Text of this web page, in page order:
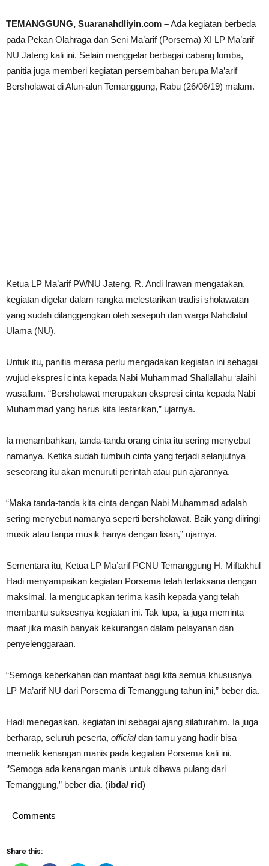
TEMANGGUNG, Suaranahdliyin.com –Ada kegiatan berbeda
pada Pekan Olahraga dan Seni Ma’arif (Porsema) XI LP Ma’arif
NU Jateng kali ini. Selain menggelar berbagai cabang lomba,
panitia juga memberi kegiatan persembahan berupa Ma’arif
Bersholawat di Alun-alun Temanggung, Rabu (26/06/19) malam.
Ketua LP Ma’arif PWNU Jateng, R. Andi Irawan mengatakan,
kegiatan digelar dalam rangka melestarikan tradisi sholawatan
yang sudah dilanggengkan oleh sesepuh dan warga Nahdlatul
Ulama (NU).
Untuk itu, panitia merasa perlu mengadakan kegiatan ini sebagai
wujud ekspresi cinta kepada Nabi Muhammad Shallallahu ‘alaihi
wasallam. “Bersholawat merupakan ekspresi cinta kepada Nabi
Muhammad yang harus kita lestarikan,” ujarnya.
Ia menambahkan, tanda-tanda orang cinta itu sering menyebut
namanya. Ketika sudah tumbuh cinta yang terjadi selanjutnya
seseorang itu akan menuruti perintah atau pun ajarannya.
“Maka tanda-tanda kita cinta dengan Nabi Muhammad adalah
sering menyebut namanya seperti bersholawat. Baik yang diiringi
musik atau tanpa musik hanya dengan lisan,” ujarnya.
Sementara itu, Ketua LP Ma’arif PCNU Temanggung H. Miftakhul
Hadi menyampaikan kegiatan Porsema telah terlaksana dengan
maksimal. Ia mengucapkan terima kasih kepada yang telah
membantu suksesnya kegiatan ini. Tak lupa, ia juga meminta
maaf jika masih banyak kekurangan dalam pelayanan dan
penyelenggaraan.
“Semoga keberkahan dan manfaat bagi kita semua khususnya
LP Ma’arif NU dari Porsema di Temanggung tahun ini,” beber dia.
Hadi menegaskan, kegiatan ini sebagai ajang silaturahim. Ia juga
berharap, seluruh peserta, officialdan tamu yang hadir bisa
memetik kenangan manis pada kegiatan Porsema kali ini.
‘’Semoga ada kenangan manis untuk dibawa pulang dari
Temanggung,” beber dia. (ibda/ rid)
Comments
Share this: